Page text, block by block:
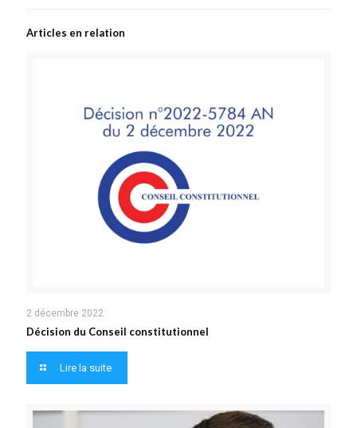
Articles en relation
2 décembre 2022
Décision du Conseil constitutionnel
Lire la suite